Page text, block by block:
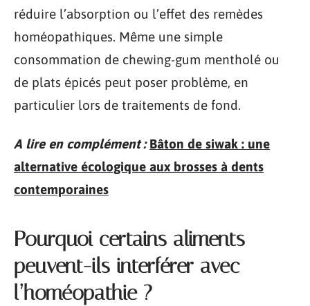
réduire l’absorption ou l’effet des remèdes
homéopathiques. Même une simple
consommation de chewing-gum mentholé ou
de plats épicés peut poser problème, en
particulier lors de traitements de fond.
A lire en complément : Bâton de siwak : une
alternative écologique aux brosses à dents
contemporaines
Pourquoi certains aliments
peuvent-ils interférer avec
l’homéopathie ?